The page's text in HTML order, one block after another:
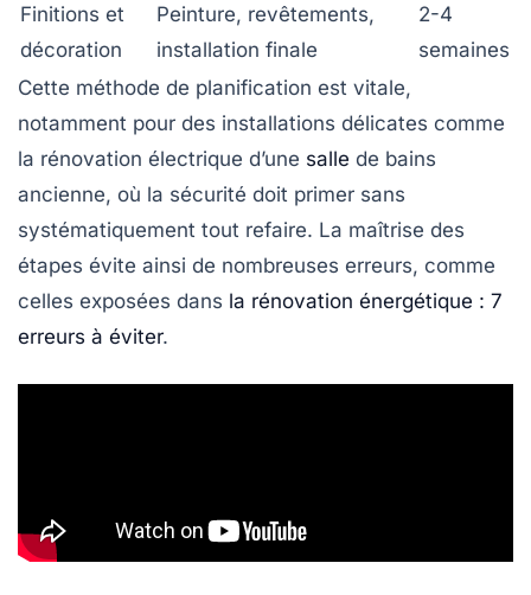
Finitions et
décoration
Peinture, revêtements,
installation finale
2-4
semaines
Cette méthode de planification est vitale,
notamment pour des installations délicates comme
la rénovation électrique d’une salle de bains
ancienne, où la sécurité doit primer sans
systématiquement tout refaire. La maîtrise des
étapes évite ainsi de nombreuses erreurs, comme
celles exposées dans la rénovation énergétique : 7
erreurs à éviter.